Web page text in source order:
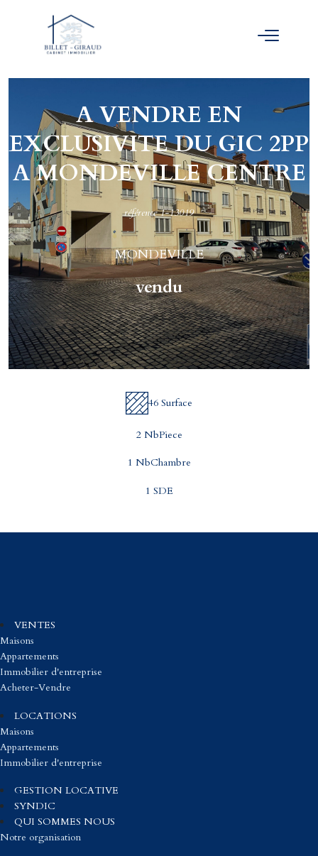
A VENDRE EN
EXCLUSIVITE DU GIC 2PP
A MONDEVILLE CENTRE
référence 1-13019
MONDEVILLE
vendu
46 Surface
2 NbPiece
1 NbChambre
1 SDE
VENTES
Maisons
Appartements
Immobilier d'entreprise
Acheter-Vendre
LOCATIONS
Maisons
Appartements
Immobilier d'entreprise
GESTION LOCATIVE
SYNDIC
QUI SOMMES NOUS
Notre organisation